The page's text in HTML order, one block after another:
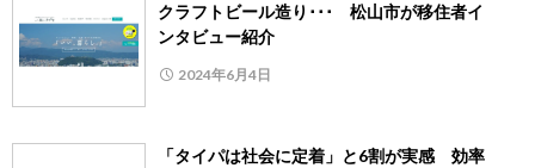
クラフトビール造り･･･ 松山市が移住者イ
ンタビュー紹介
2024年6月4日
「タイパは社会に定着」と6割が実感 効率